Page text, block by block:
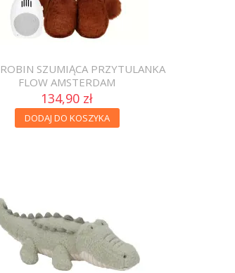
SZUMIĄCA PRZYTULANKA
FLOW AMSTERDAM
134,90 zł
DODAJ DO KOSZYKA